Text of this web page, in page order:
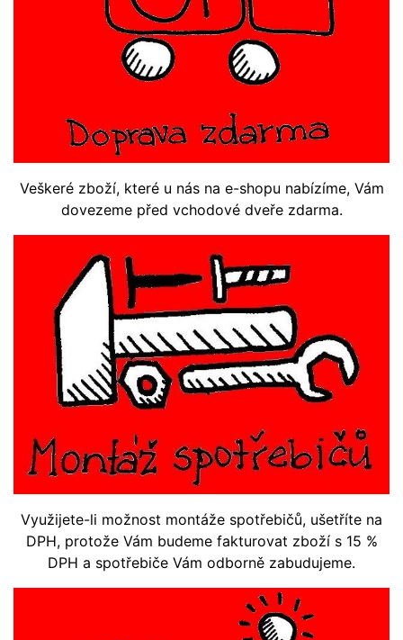
Veškeré zboží, které u nás na e-shopu nabízíme, Vám
dovezeme před vchodové dveře zdarma.
Využijete-li možnost montáže spotřebičů, ušetříte na
DPH, protože Vám budeme fakturovat zboží s 15 %
DPH a spotřebiče Vám odborně zabudujeme.